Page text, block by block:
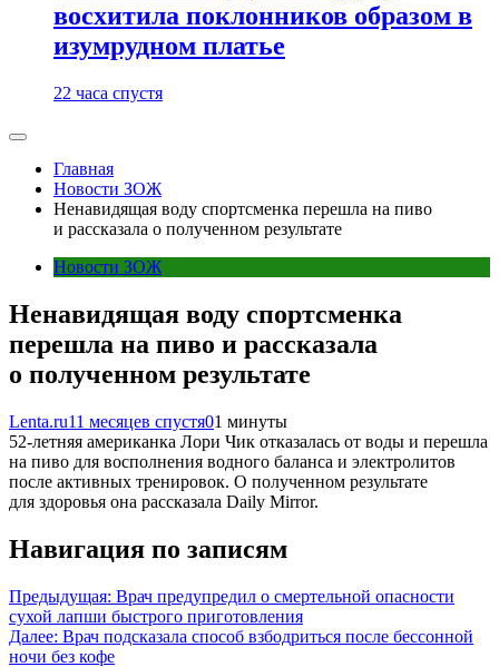
восхитила поклонников образом в
изумрудном платье
22 часа спустя
Главная
Новости ЗОЖ
Ненавидящая воду спортсменка перешла на пиво
и рассказала о полученном результате
Новости ЗОЖ
Ненавидящая воду спортсменка
перешла на пиво и рассказала
о полученном результате
Lenta.ru11 месяцев спустя01 минуты
52-летняя американка Лори Чик отказалась от воды и перешла
на пиво для восполнения водного баланса и электролитов
после активных тренировок. О полученном результате
для здоровья она рассказала Daily Mirror.
Навигация по записям
Предыдущая: Врач предупредил о смертельной опасности
сухой лапши быстрого приготовления
Далее: Врач подсказала способ взбодриться после бессонной
ночи без кофе